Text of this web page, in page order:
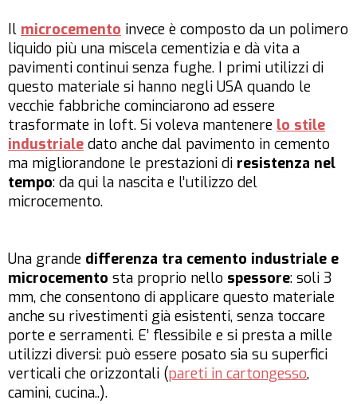
Il microcemento invece è composto da un polimero
liquido più una miscela cementizia e dà vita a
pavimenti continui senza fughe. I primi utilizzi di
questo materiale si hanno negli USA quando le
vecchie fabbriche cominciarono ad essere
trasformate in loft. Si voleva mantenere lo stile
industriale dato anche dal pavimento in cemento
ma migliorandone le prestazioni di resistenza nel
tempo: da qui la nascita e l’utilizzo del
microcemento.
Una grande differenza tra cemento industriale e
microcemento sta proprio nello spessore: soli 3
mm, che consentono di applicare questo materiale
anche su rivestimenti già esistenti, senza toccare
porte e serramenti. E’ flessibile e si presta a mille
utilizzi diversi: può essere posato sia su superfici
verticali che orizzontali (pareti in cartongesso,
camini, cucina..).